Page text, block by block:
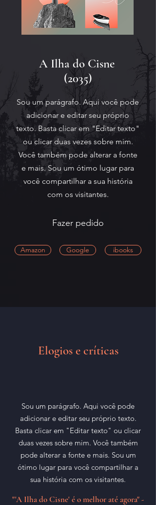
A Ilha do Cisne
(2035)
Sou um parágrafo. Aqui você pode
adicionar e editar seu próprio
texto. Basta clicar em "Editar texto"
ou clicar duas vezes sobre mim.
Você também pode alterar a fonte
e mais. Sou um ótimo lugar para
você compartilhar a sua história
com os visitantes.
Fazer pedido
Amazon Google ibooks
Elogios e críticas
Sou um parágrafo. Aqui você pode
adicionar e editar seu próprio texto.
Basta clicar em "Editar texto" ou clicar
duas vezes sobre mim. Você também
pode alterar a fonte e mais. Sou um
ótimo lugar para você compartilhar a
sua história com os visitantes.
"'A Ilha do Cisne' é o melhor até agora" -